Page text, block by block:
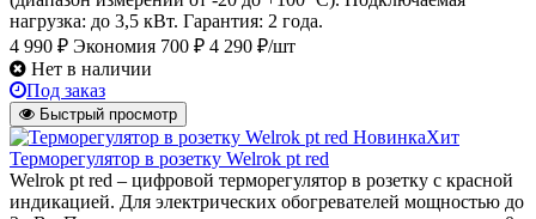
нагрузка: до 3,5 кВт. Гарантия: 2 года.
4 990 ₽ Экономия 700 ₽ 4 290 ₽/шт
Нет в наличии
Под заказ
Быстрый просмотр
НовинкаХит
Терморегулятор в розетку Welrok pt red
Welrok pt red – цифровой терморегулятор в розетку с красной
индикацией. Для электрических обогревателей мощностью до